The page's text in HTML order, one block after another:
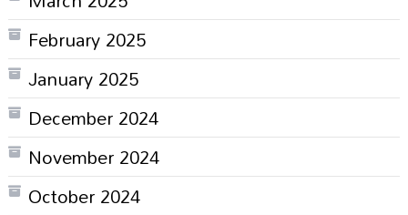
February 2025
January 2025
December 2024
November 2024
October 2024